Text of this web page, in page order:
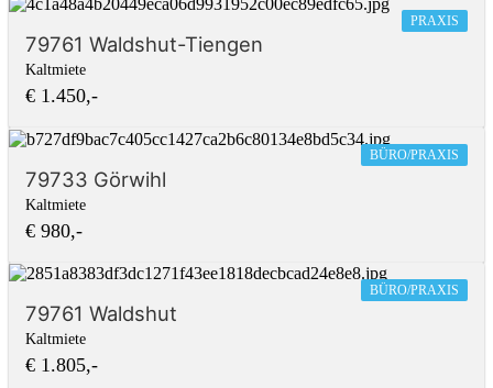
PRAXIS
79761 Waldshut-Tiengen
Kaltmiete
€ 1.450,-
BÜRO/PRAXIS
79733 Görwihl
Kaltmiete
€ 980,-
BÜRO/PRAXIS
79761 Waldshut
Kaltmiete
€ 1.805,-